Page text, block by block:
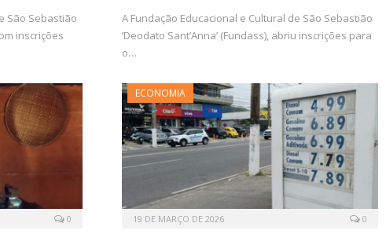
São Sebastião
inscrições
A Fundação Educacional e Cultural de São Sebastião
‘Deodato Sant’Anna’ (Fundass), abriu inscrições para
o…
0
ECONOMIA
19 DE MARÇO DE 2026 0